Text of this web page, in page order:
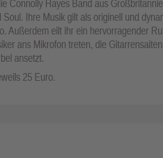
Connolly Hayes Band aus
Ihre Musik gilt als originell und
Außerdem eilt ihr ein hervorragender
ans Mikrofon treten, die Gitarrensaiten
ansetzt.
25 Euro.